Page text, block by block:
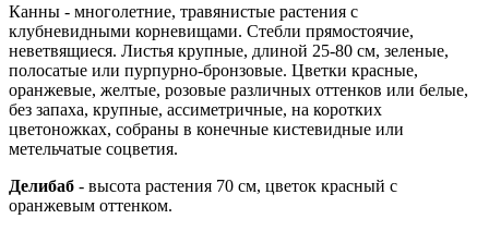
Канны - многолетние, травянистые растения с
клубневидными корневищами. Стебли прямостоячие,
неветвящиеся. Листья крупные, длиной 25-80 см, зеленые,
полосатые или пурпурно-бронзовые. Цветки красные,
оранжевые, желтые, розовые различных оттенков или белые,
без запаха, крупные, ассиметричные, на коротких
цветоножках, собраны в конечные кистевидные или
метельчатые соцветия.
Делибаб - высота растения 70 см, цветок красный с
оранжевым оттенком.